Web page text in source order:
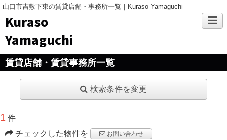
山口市吉敷下東の賃貸店舗・事務所一覧｜Kuraso Yamaguchi
Kuraso
Yamaguchi
賃貸店舗・賃貸事務所一覧
検索条件を変更
1 件
チェックした物件を
お問い合わせ